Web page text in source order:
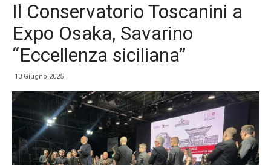
Il Conservatorio Toscanini a
Expo Osaka, Savarino
“Eccellenza siciliana”
13 Giugno 2025